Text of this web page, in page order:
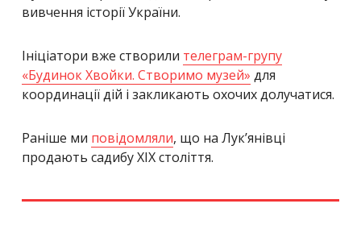
вивчення історії України.
Ініціатори вже створили телеграм-групу
«Будинок Хвойки. Створимо музей» для
координації дій і закликають охочих долучатися.
Раніше ми повідомляли, що на Лукʼянівці
продають садибу XIX століття.